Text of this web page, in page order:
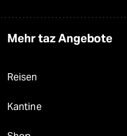
Mehr taz Angebote
Reisen
Kantine